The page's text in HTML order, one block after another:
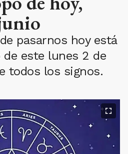
pasarnos hoy está
este lunes 2 de
todos los signos.